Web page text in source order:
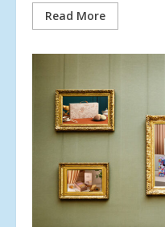
Read More